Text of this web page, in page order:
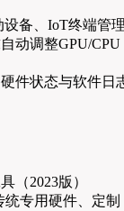
设备、IoT终端管
动调整GPU/CPU
件状态与软件日
（2023版）
专用硬件、定制